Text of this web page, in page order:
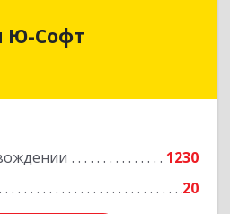
Ю-Софт
1230
20
Ю-Софт
вн.тер.г. муниципальный